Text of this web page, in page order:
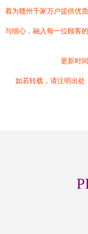
着为赣州千家万户提供优
与细心，融入每一位顾客的
更新时
如若转载，请注明出